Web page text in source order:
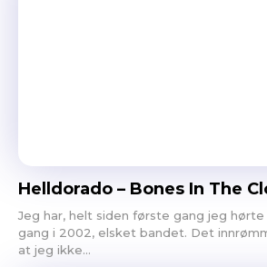
Helldorado – Bones In The
Jeg har, helt siden første gang jeg hørte
gang i 2002, elsket bandet. Det
at jeg ikke...